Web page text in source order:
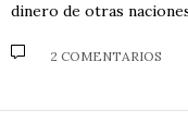
dinero de otras
2 COMENTARIOS